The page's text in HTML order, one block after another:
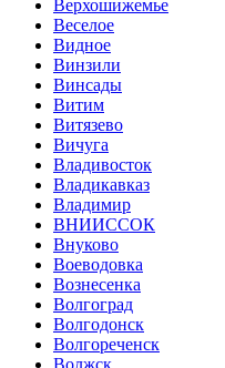
Верхошижемье
Веселое
Видное
Винзили
Винсады
Витим
Витязево
Вичуга
Владивосток
Владикавказ
Владимир
ВНИИССОК
Внуково
Воеводовка
Вознесенка
Волгоград
Волгодонск
Волгореченск
Волжск